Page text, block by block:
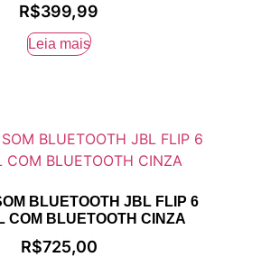
R$399,99
Leia mais
BLUETOOTH JBL FLIP 6
COM BLUETOOTH CINZA
R$725,00